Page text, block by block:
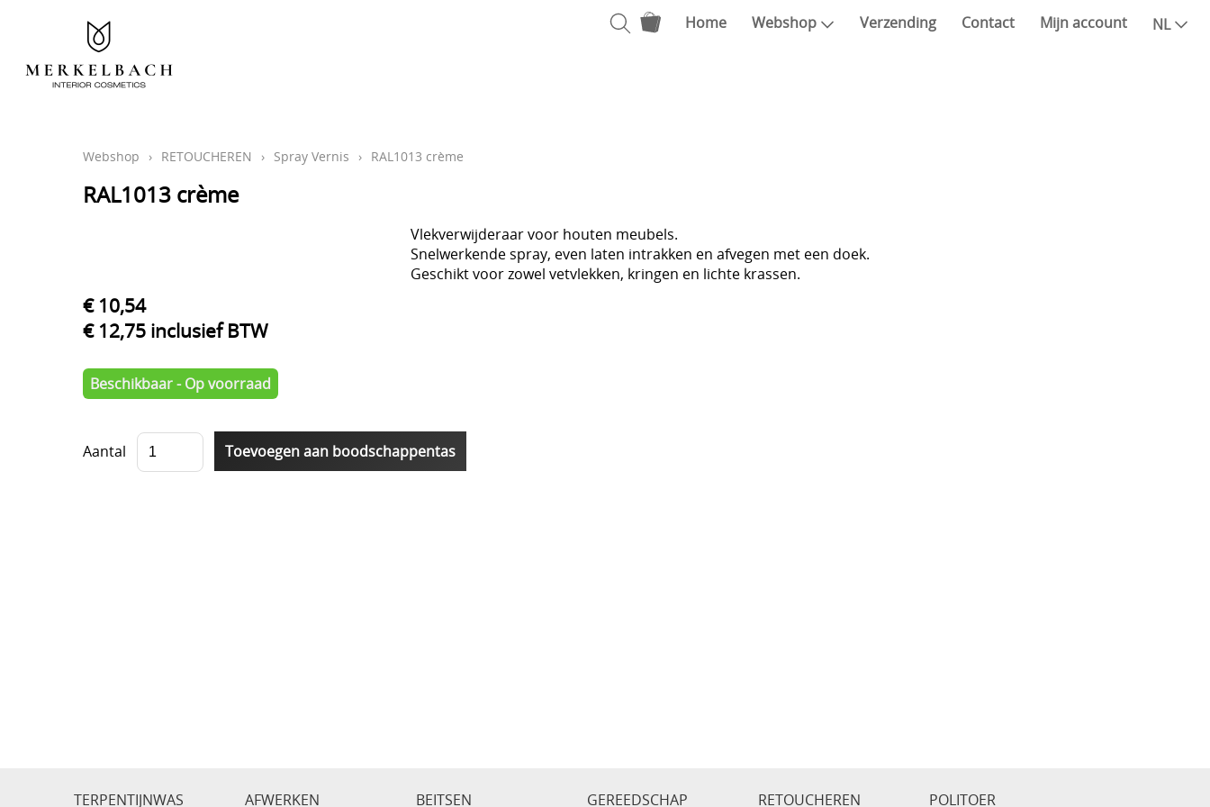
Home Webshop Verzending Contact Mijn account NL
Webshop › RETOUCHEREN › Spray Vernis › RAL1013 crème
RAL1013 crème
Vlekverwijderaar voor houten meubels.
Snelwerkende spray, even laten intrakken en afvegen met een doek.
Geschikt voor zowel vetvlekken, kringen en lichte krassen.
€ 10,54
€ 12,75 inclusief BTW
Beschikbaar - Op voorraad
Aantal
TERPENTIJNWAS AFWERKEN BEITSEN GEREEDSCHAP RETOUCHEREN POLITOER